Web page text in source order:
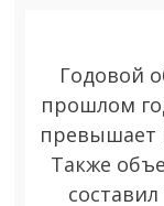
Годовой
прошлом
превышает
Также